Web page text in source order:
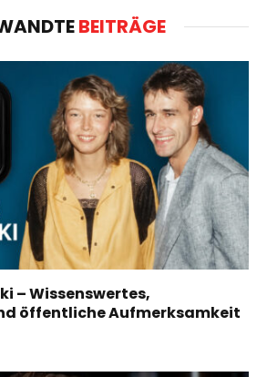
BEITRÄGE
– Wissenswertes,
öffentliche Aufmerksamkeit